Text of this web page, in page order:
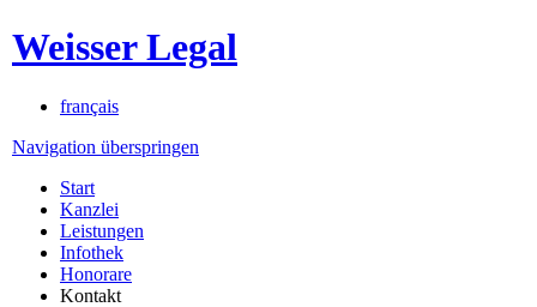
Weisser Legal
français
Navigation überspringen
Start
Kanzlei
Leistungen
Infothek
Honorare
Kontakt